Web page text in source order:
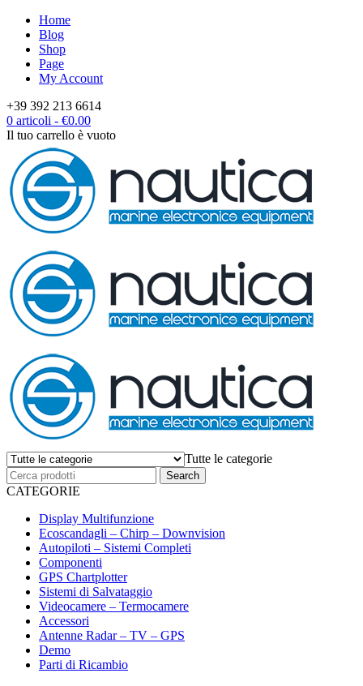
Home
Blog
Shop
Page
My Account
+39 392 213 6614
0 articoli - €0.00
Il tuo carrello è vuoto
Tutte le categorie
CATEGORIE
Display Multifunzione
Ecoscandagli – Chirp – Downvision
Autopiloti – Sistemi Completi
Componenti
GPS Chartplotter
Sistemi di Salvataggio
Videocamere – Termocamere
Accessori
Antenne Radar – TV – GPS
Demo
Parti di Ricambio